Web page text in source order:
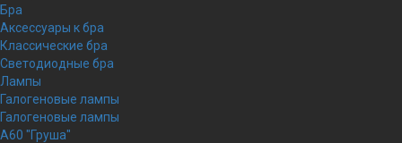
Бра
Аксессуары к бра
Классические бра
Светодиодные бра
Лампы
Галогеновые лампы
Галогеновые лампы
A60 "Груша"